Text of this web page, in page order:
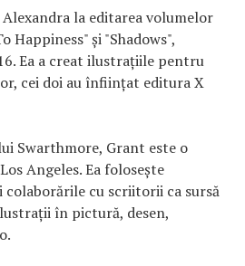
la editarea volumelor
Happiness" și "Shadows",
Ea a creat ilustrațiile pentru
cei doi au înființat editura X
Swarthmore, Grant este o
Angeles. Ea folosește
cu scriitorii ca sursă
în pictură, desen,